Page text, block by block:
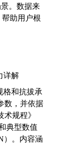
。数据来
帮助用户根
详解
格和抗拔承
数，并依据
规程》
典型数值
）。内容涵